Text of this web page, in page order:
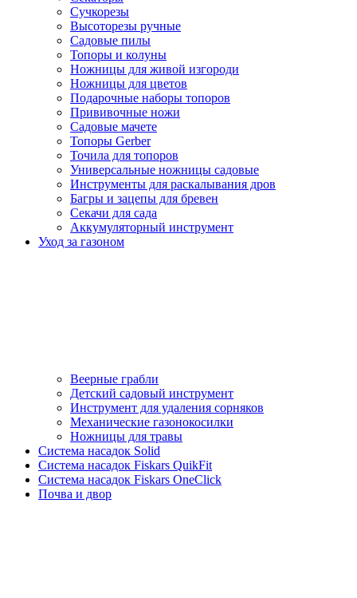
Сучкорезы
Высоторезы ручные
Садовые пилы
Топоры и колуны
Ножницы для живой изгороди
Ножницы для цветов
Подарочные наборы топоров
Прививочные ножи
Садовые мачете
Топоры Gerber
Точила для топоров
Универсальные ножницы садовые
Инструменты для раскалывания дров
Багры и зацепы для бревен
Секачи для сада
Аккумуляторный инструмент
Уход за газоном
Веерные грабли
Детский садовый инструмент
Инструмент для удаления сорняков
Механические газонокосилки
Ножницы для травы
Система насадок Solid
Система насадок Fiskars QuikFit
Система насадок Fiskars OneClick
Почва и двор